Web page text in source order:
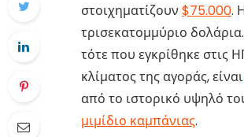
στοιχηματίζουν $75.000.
τρισεκατομμύριο
τότε που εγκρίθηκε στις
κλίματος της αγοράς, είναι
από το ιστορικό υψηλό
μιμίδιο καμπάνιας.